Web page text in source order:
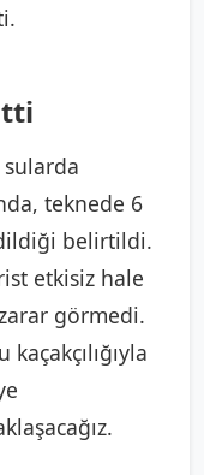
sularda
teknede 6
belirtildi.
etkisiz hale
görmedi.